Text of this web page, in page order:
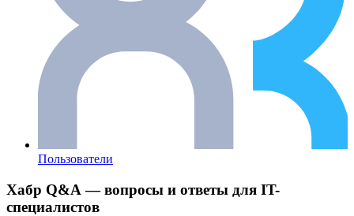
Пользователи
Хабр Q&A — вопросы и ответы для IT-
специалистов